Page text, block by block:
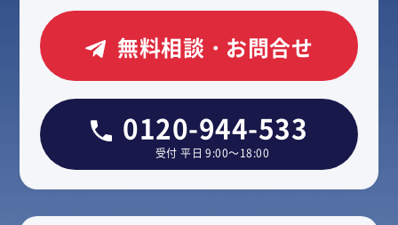
無料相談・お問合せ
0120-944-533
受付 平日 9:00～18:00